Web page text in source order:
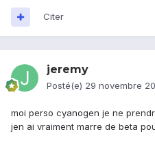
Citer
jeremy
Posté(e) 29 novembre
moi perso cyanogen je ne
jen ai vraiment marre de beta